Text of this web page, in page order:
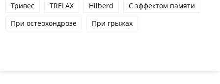
Тривес TRELAX Hilberd
С эффектом памяти
При остеохондрозе
При грыжах